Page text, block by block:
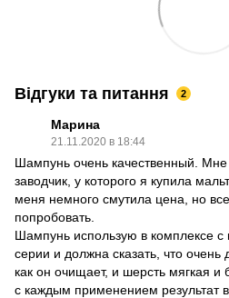
Відгуки та питання 2
Марина
21.11.2020 в 18:44
Шампунь очень качественный.
заводчик, у которого я купила
меня немного смутила цена, но
попробовать.
Шампунь использую в комплексе
серии и должна сказать, что очень
как он очищает, и шерсть мягкая и
с каждым применением результат